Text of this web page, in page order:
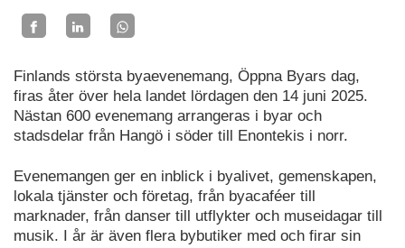
Finlands största byaevenemang, Öppna Byars dag,
firas åter över hela landet lördagen den 14 juni 2025.
Nästan 600 evenemang arrangeras i byar och
stadsdelar från Hangö i söder till Enontekis i norr.
Evenemangen ger en inblick i byalivet, gemenskapen,
lokala tjänster och företag, från byacaféer till
marknader, från danser till utflykter och museidagar till
musik. I år är även flera bybutiker med och firar sin